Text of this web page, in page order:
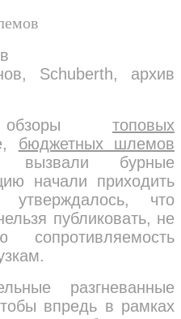
Schuberth, архив
обзоры топовых
бюджетных шлемов
вызвали бурные
начали приходить
что
публиковать, не
сопротивляемость
разгневанные
впредь в рамках